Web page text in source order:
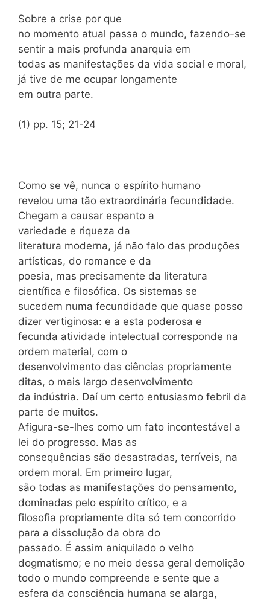
Sobre a crise por que
no momento atual passa o mundo, fazendo-se
sentir a mais profunda anarquia em
todas as manifestações da vida social e moral,
já tive de me ocupar longamente
em outra parte.
(1) pp. 15; 21-24
Como se vê, nunca o espírito humano
revelou uma tão extraordinária fecundidade.
Chegam a causar espanto a
variedade e riqueza da
literatura moderna, já não falo das produções
artísticas, do romance e da
poesia, mas precisamente da literatura
científica e filosófica. Os sistemas se
sucedem numa fecundidade que quase posso
dizer vertiginosa: e a esta poderosa e
fecunda atividade intelectual corresponde na
ordem material, com o
desenvolvimento das ciências propriamente
ditas, o mais largo desenvolvimento
da indústria. Daí um certo entusiasmo febril da
parte de muitos.
Afigura-se-lhes como um fato incontestável a
lei do progresso. Mas as
consequências são desastradas, terríveis, na
ordem moral. Em primeiro lugar,
são todas as manifestações do pensamento,
dominadas pelo espírito crítico, e a
filosofia propriamente dita só tem concorrido
para a dissolução da obra do
passado. É assim aniquilado o velho
dogmatismo; e no meio dessa geral demolição
todo o mundo compreende e sente que a
esfera da consciência humana se alarga,